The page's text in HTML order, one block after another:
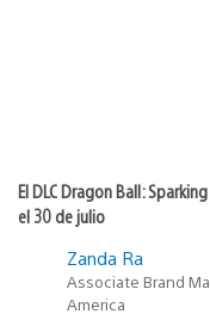
El DLC Dragon Ball:
el 30 de julio
Zanda Ra
Associate Brand
America